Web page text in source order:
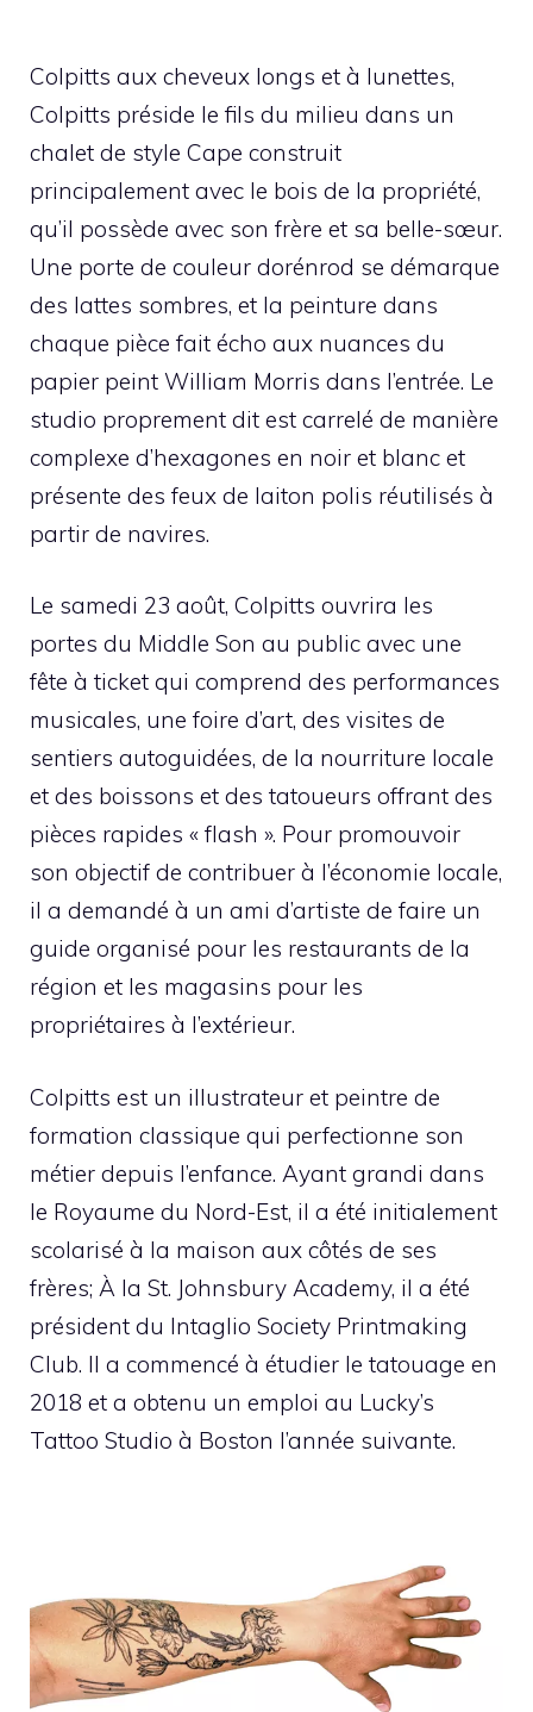
Colpitts aux cheveux longs et à lunettes,
Colpitts préside le fils du milieu dans un
chalet de style Cape construit
principalement avec le bois de la propriété,
qu’il possède avec son frère et sa belle-sœur.
Une porte de couleur dorénrod se démarque
des lattes sombres, et la peinture dans
chaque pièce fait écho aux nuances du
papier peint William Morris dans l’entrée. Le
studio proprement dit est carrelé de manière
complexe d’hexagones en noir et blanc et
présente des feux de laiton polis réutilisés à
partir de navires.
Le samedi 23 août, Colpitts ouvrira les
portes du Middle Son au public avec une
fête à ticket qui comprend des performances
musicales, une foire d’art, des visites de
sentiers autoguidées, de la nourriture locale
et des boissons et des tatoueurs offrant des
pièces rapides « flash ». Pour promouvoir
son objectif de contribuer à l’économie locale,
il a demandé à un ami d’artiste de faire un
guide organisé pour les restaurants de la
région et les magasins pour les
propriétaires à l’extérieur.
Colpitts est un illustrateur et peintre de
formation classique qui perfectionne son
métier depuis l’enfance. Ayant grandi dans
le Royaume du Nord-Est, il a été initialement
scolarisé à la maison aux côtés de ses
frères; À la St. Johnsbury Academy, il a été
président du Intaglio Society Printmaking
Club. Il a commencé à étudier le tatouage en
2018 et a obtenu un emploi au Lucky’s
Tattoo Studio à Boston l’année suivante.